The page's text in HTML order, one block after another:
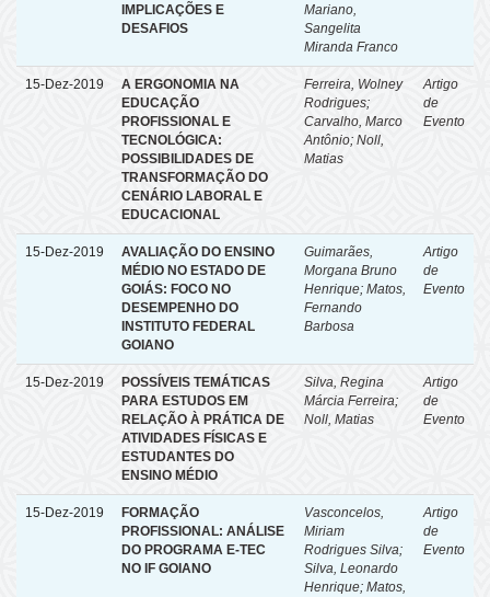
IMPLICAÇÕES E
DESAFIOS
Mariano,
Sangelita
Miranda Franco
15-Dez-2019
A ERGONOMIA NA
EDUCAÇÃO
PROFISSIONAL E
TECNOLÓGICA:
POSSIBILIDADES DE
TRANSFORMAÇÃO DO
CENÁRIO LABORAL E
EDUCACIONAL
Ferreira, Wolney
Rodrigues;
Carvalho, Marco
Antônio; Noll,
Matias
Artigo
de
Evento
15-Dez-2019
AVALIAÇÃO DO ENSINO
MÉDIO NO ESTADO DE
GOIÁS: FOCO NO
DESEMPENHO DO
INSTITUTO FEDERAL
GOIANO
Guimarães,
Morgana Bruno
Henrique; Matos,
Fernando
Barbosa
Artigo
de
Evento
15-Dez-2019
POSSÍVEIS TEMÁTICAS
PARA ESTUDOS EM
RELAÇÃO À PRÁTICA DE
ATIVIDADES FÍSICAS E
ESTUDANTES DO
ENSINO MÉDIO
Silva, Regina
Márcia Ferreira;
Noll, Matias
Artigo
de
Evento
15-Dez-2019
FORMAÇÃO
PROFISSIONAL: ANÁLISE
DO PROGRAMA E-TEC
NO IF GOIANO
Vasconcelos,
Miriam
Rodrigues Silva;
Silva, Leonardo
Henrique; Matos,
Artigo
de
Evento